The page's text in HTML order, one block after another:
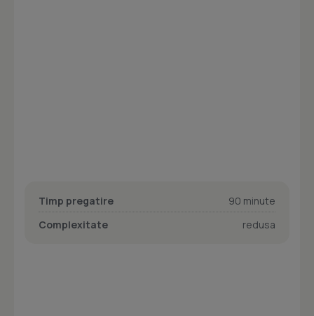
Timp pregatire
90 minute
Complexitate
redusa